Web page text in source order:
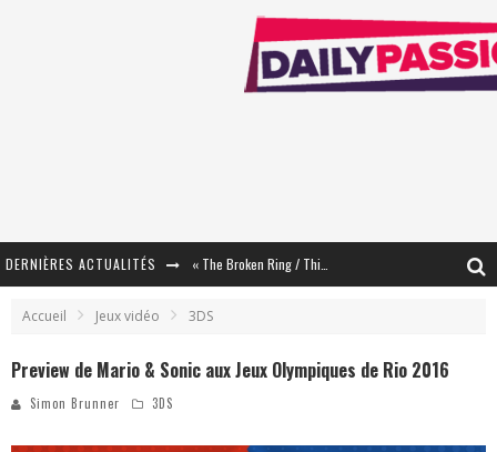
DERNIÈRES ACTUALITÉS
PsyRiver 2026 : la magie revient sur les rives de l’Aar
Accueil Jeux vidéo 3DS
Preview de Mario & Sonic aux Jeux Olympiques de Rio 2016
Simon Brunner 3DS